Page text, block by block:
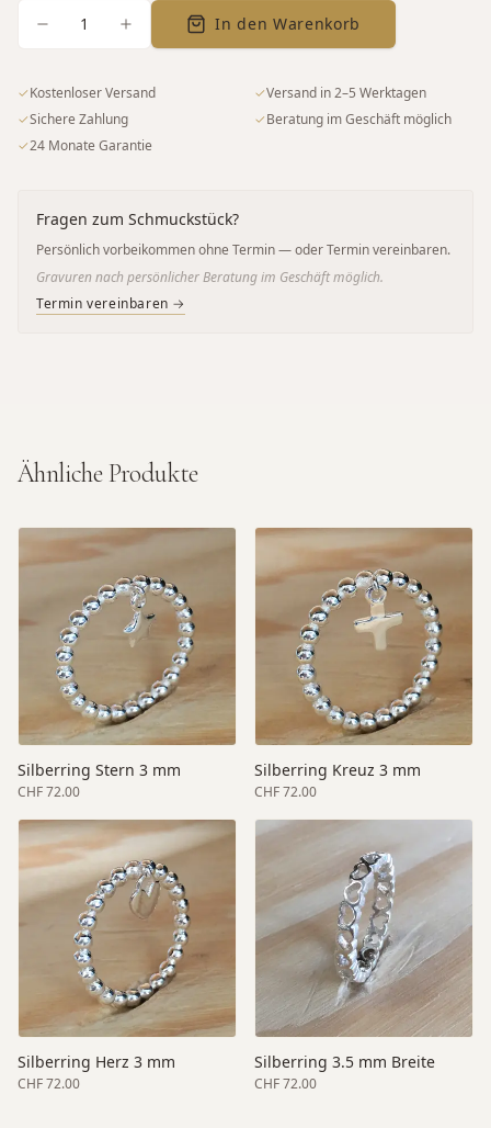
1 In den Warenkorb
✓Kostenloser Versand ✓Versand in 2–5 Werktagen
✓Sichere Zahlung ✓Beratung im Geschäft möglich
✓24 Monate Garantie
Fragen zum Schmuckstück?
Persönlich vorbeikommen ohne Termin — oder Termin vereinbaren.
Gravuren nach persönlicher Beratung im Geschäft möglich.
Termin vereinbaren →
Ähnliche Produkte
Silberring Stern 3 mm
CHF 72.00
Silberring Kreuz 3 mm
CHF 72.00
Silberring Herz 3 mm
CHF 72.00
Silberring 3.5 mm Breite
CHF 72.00